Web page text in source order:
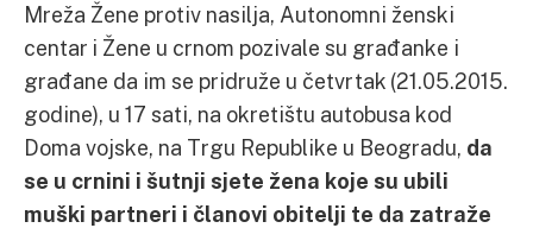
Mreža Žene protiv nasilja, Autonomni ženski
centar i Žene u crnom pozivale su građanke i
građane da im se pridruže u četvrtak (21.05.2015.
godine), u 17 sati, na okretištu autobusa kod
Doma vojske, na Trgu Republike u Beogradu, da
se u crnini i šutnji sjete žena koje su ubili
muški partneri i članovi obitelji te da zatraže